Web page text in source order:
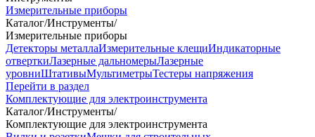
Измерительные приборы
Каталог/Инструменты/
Измерительные приборы
Детекторы металлаИзмерительные клещиИндикаторные
отверткиЛазерные дальномерыЛазерные
уровниШтативыМультиметрыТестеры напряжения
Перейти в раздел
Комплектующие для электроинструмента
Каталог/Инструменты/
Комплектующие для электроинструмента